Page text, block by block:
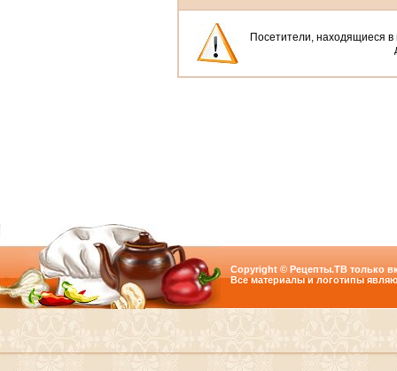
Посетители, находящиеся в
Copyright © Рецепты.ТВ только
Все материалы и логотипы